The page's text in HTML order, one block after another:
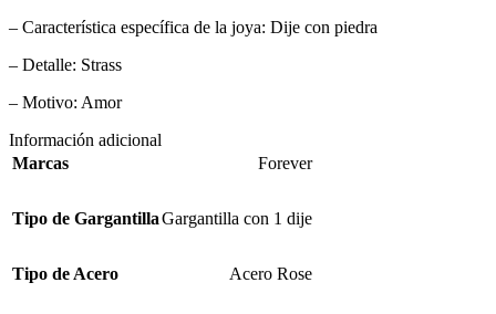
– Característica específica de la joya: Dije con piedra
– Detalle: Strass
– Motivo: Amor
Información adicional
Marcas
Forever
Tipo de GargantillaGargantilla con 1 dije
Tipo de Acero Acero Rose